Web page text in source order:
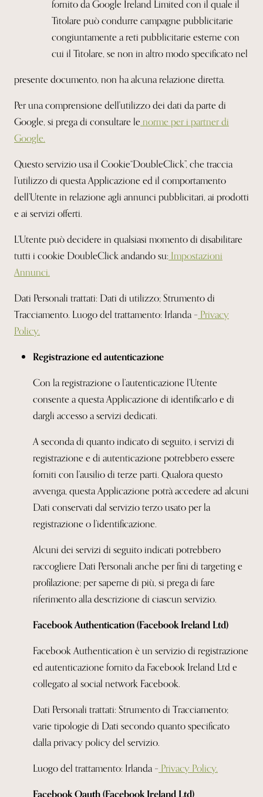
fornito da Google Ireland Limited con il quale il
Titolare può condurre campagne pubblicitarie
congiuntamente a reti pubblicitarie esterne con
cui il Titolare, se non in altro modo specificato nel
presente documento, non ha alcuna relazione diretta.
Per una comprensione dell'utilizzo dei dati da parte di
Google, si prega diconsultare lenorme per i partner di
Google.
Questo servizio usa il Cookie“DoubleClick”, che traccia
l’utilizzo di questa Applicazione ed il comportamento
dell’Utente in relazione agli annuncipubblicitari, ai prodotti
e ai servizi offerti.
L’Utente può decidere in qualsiasi momento di disabilitare
tutti i cookieDoubleClick andando su:Impostazioni
Annunci.
Dati Personali trattati: Dati di utilizzo; Strumento di
Tracciamento. Luogo del trattamento: Irlanda –Privacy
Policy.
Registrazione ed autenticazione
Con la registrazione o l’autenticazione l’Utente
consente a questa Applicazione di identificarlo e di
dargli accesso a servizi dedicati.
A seconda di quanto indicato di seguito, i servizi di
registrazione e di autenticazione potrebbero essere
forniti con l’ausilio di terze parti. Qualora questo
avvenga, questa Applicazione potrà accedere ad alcuni
Dati conservati dal servizio terzo usato per la
registrazione o l’identificazione.
Alcuni dei servizi di seguito indicati potrebbero
raccogliere Dati Personali anche per fini di targeting e
profilazione; per saperne di più, si prega di fare
riferimento alladescrizione di ciascun servizio.
Facebook Authentication (Facebook Ireland Ltd)
Facebook Authentication è un servizio di registrazione
ed autenticazione fornito da Facebook Ireland Ltd e
collegato al social network Facebook.
Dati Personali trattati: Strumento di Tracciamento;
varie tipologie di Dati secondoquanto specificato
dalla privacy policy del servizio.
Luogo del trattamento: Irlanda –Privacy Policy.